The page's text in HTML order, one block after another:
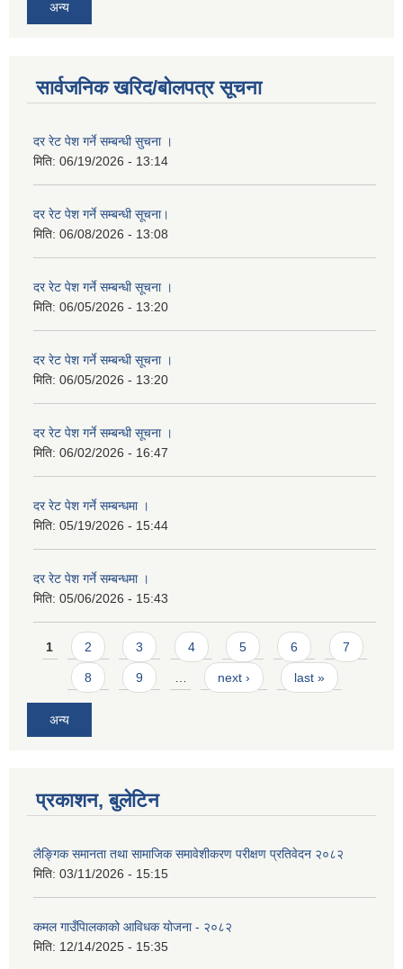
अन्य
सार्वजनिक खरिद/बोलपत्र सूचना
दर रेट पेश गर्ने सम्बन्धी सुचना ।
मिति: 06/19/2026 - 13:14
दर रेट पेश गर्ने सम्बन्धी सूचना।
मिति: 06/08/2026 - 13:08
दर रेट पेश गर्ने सम्बन्धी सूचना ।
मिति: 06/05/2026 - 13:20
दर रेट पेश गर्ने सम्बन्धी सूचना ।
मिति: 06/05/2026 - 13:20
दर रेट पेश गर्ने सम्बन्धी सूचना ।
मिति: 06/02/2026 - 16:47
दर रेट पेश गर्ने सम्बन्धमा ।
मिति: 05/19/2026 - 15:44
दर रेट पेश गर्ने सम्बन्धमा ।
मिति: 05/06/2026 - 15:43
Pages
1 2 3 4 5 6 7
8 9 … next › last »
अन्य
प्रकाशन, बुलेटिन
लैङ्गिक समानता तथा सामाजिक समावेशीकरण परीक्षण प्रतिवेदन २०८२
मिति: 03/11/2026 - 15:15
कमल गाउँपािलकाको आविधक योजना - २०८२
मिति: 12/14/2025 - 15:35